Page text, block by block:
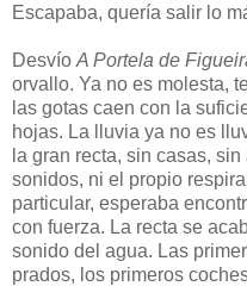
Escapaba, quería salir lo
Desvío A Portela de
orvallo. Ya no es molesta,
las gotas caen con la
hojas. La lluvia ya no es
la gran recta, sin casas,
sonidos, ni el propio
particular, esperaba
con fuerza. La recta se
sonido del agua. Las
prados, los primeros